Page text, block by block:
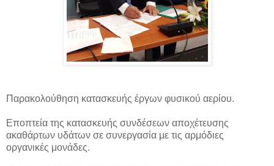
Παρακολούθηση κατασκευής έργων φυσικού αερίου.
Εποπτεία της κατασκευής συνδέσεων αποχέτευσης
ακαθάρτων υδάτων σε συνεργασία με τις αρμόδιες
οργανικές μονάδες.